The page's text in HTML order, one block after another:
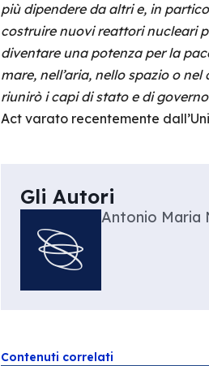
più dipendere da altri e, in
costruire nuovi reattori nucleari
diventare una potenza per la
mare, nell’aria, nello spazio o
riunirò i capi di stato e di
Act varato recentemente
Gli Autori
Antonio Maria
Contenuti correlati